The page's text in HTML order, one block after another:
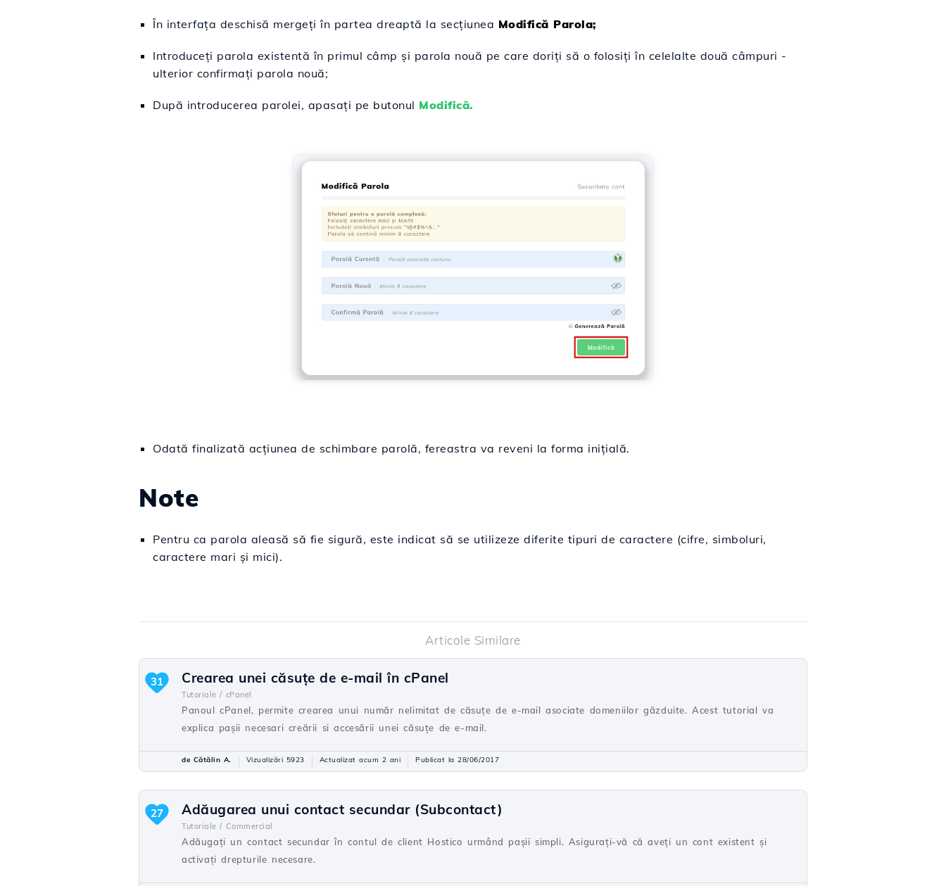
În interfața deschisă mergeți în partea dreaptă la secțiunea Modifică Parola;
Introduceți parola existentă în primul câmp și parola nouă pe care doriți să o folosiți în celelalte două câmpuri -
ulterior confirmați parola nouă;
După introducerea parolei, apasați pe butonul Modifică.
Odată finalizată acțiunea de schimbare parolă, fereastra va reveni la forma inițială.
Note
Pentru ca parola aleasă să fie sigură, este indicat să se utilizeze diferite tipuri de caractere (cifre, simboluri,
caractere mari şi mici).
Articole Similare
Crearea unei căsuţe de e-mail în cPanel
Tutoriale / cPanel
Panoul cPanel, permite crearea unui număr nelimitat de căsuţe de e-mail asociate domeniilor găzduite. Acest tutorial va
explica paşii necesari creării si accesării unei căsuţe de e-mail.
31
de Cătălin A. Vizualizări 5923 Actualizat acum 2 ani Publicat la 28/06/2017
Adăugarea unui contact secundar (Subcontact)
Tutoriale / Commercial
Adăugați un contact secundar în contul de client Hostico urmând pașii simpli. Asigurați-vă că aveți un cont existent și
activați drepturile necesare.
27